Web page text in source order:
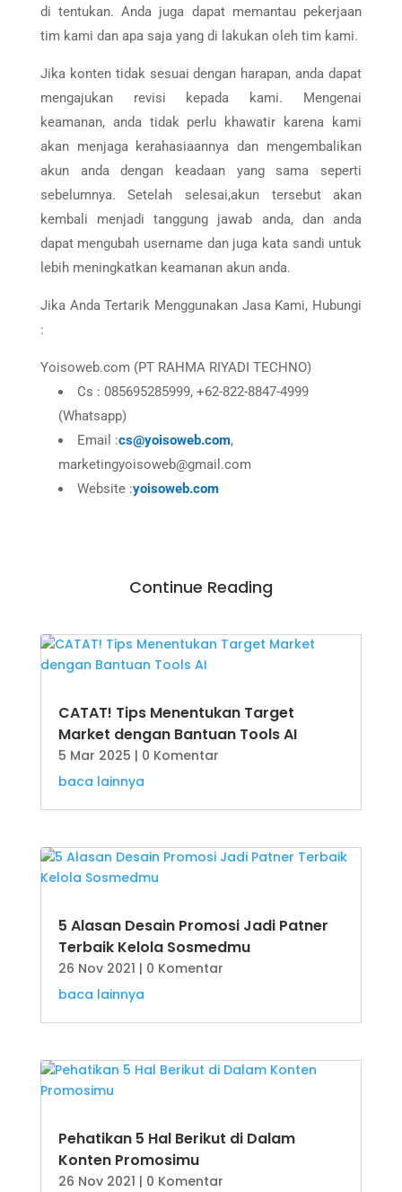
di tentukan. Anda juga dapat memantau pekerjaan
tim kami dan apa saja yang di lakukan oleh tim kami.
Jika konten tidak sesuai dengan harapan, anda dapat
mengajukan revisi kepada kami. Mengenai
keamanan, anda tidak perlu khawatir karena kami
akan menjaga kerahasiaannya dan mengembalikan
akun anda dengan keadaan yang sama seperti
sebelumnya. Setelah selesai,akun tersebut akan
kembali menjadi tanggung jawab anda, dan anda
dapat mengubah username dan juga kata sandi untuk
lebih meningkatkan keamanan akun anda.
Jika Anda Tertarik Menggunakan Jasa Kami, Hubungi
:
Yoisoweb.com (PT RAHMA RIYADI TECHNO)
Cs : 085695285999, +62-822-8847-4999
(Whatsapp)
Email :cs@yoisoweb.com,
marketingyoisoweb@gmail.com
Website :yoisoweb.com
Continue Reading
CATAT! Tips Menentukan Target
Market dengan Bantuan Tools AI
5 Mar 2025 | 0 Komentar
baca lainnya
5 Alasan Desain Promosi Jadi Patner
Terbaik Kelola Sosmedmu
26 Nov 2021 | 0 Komentar
baca lainnya
Pehatikan 5 Hal Berikut di Dalam
Konten Promosimu
26 Nov 2021 | 0 Komentar